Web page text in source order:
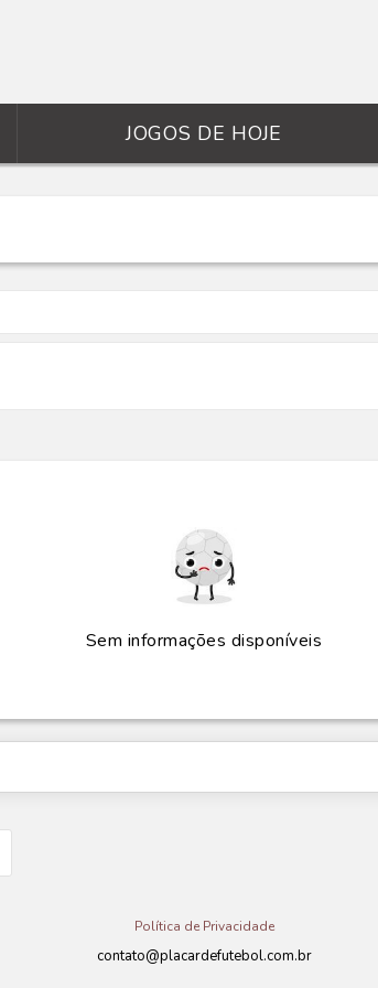
JOGOS DE HOJE
Sem informações disponíveis
Política de Privacidade
contato@placardefutebol.com.br